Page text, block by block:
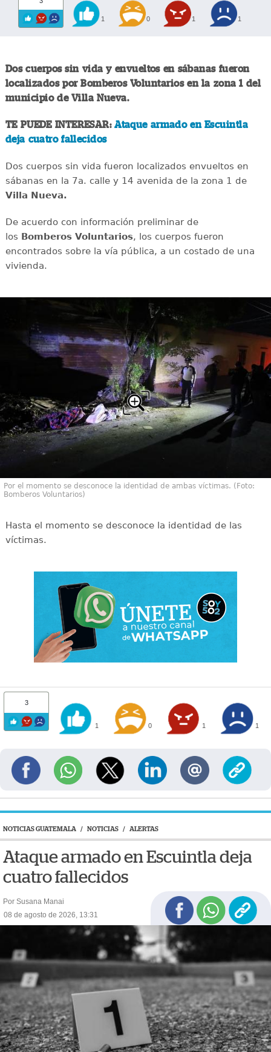
1 0 1 1
Dos cuerpos sin vida y envueltos en sábanas fueron
localizados por Bomberos Voluntarios en la zona 1 del
municipio de Villa Nueva.
TE PUEDE INTERESAR:Ataque armado en Escuintla
deja cuatro fallecidos
Dos cuerpos sin vida fueron localizados envueltos en
sábanas en la 7a. calle y 14 avenida de la zona 1 de
Villa Nueva.
De acuerdo con información preliminar de
los Bomberos Voluntarios, los cuerpos fueron
encontrados sobre la vía pública, a un costado de una
vivienda.
Por el momento se desconoce la identidad de ambas víctimas. (Foto:
Bomberos Voluntarios)
Hasta el momento se desconoce la identidad de las
víctimas.
3
1 0 1 1
NOTICIAS GUATEMALA / NOTICIAS / ALERTAS
Ataque armado en Escuintla deja
cuatro fallecidos
Por Susana Manai
08 de agosto de 2026, 13:31